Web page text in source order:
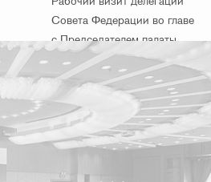
Совета Федерации во главе
с Председателем палаты
В. Матвиенко в КНР
9 сентября 2016 г.